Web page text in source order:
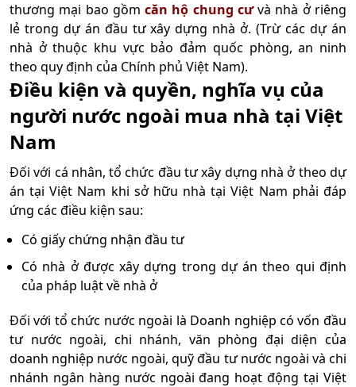
thương mại bao gồmcăn hộ chung cưvà nhà ở riêng
lẻ trong dự án đầu tư xây dựng nhà ở. (Trừ các dự án
nhà ở thuộc khu vực bảo đảm quốc phòng, an ninh
theo quy định của Chính phủ Việt Nam).
Điều kiện và quyền, nghĩa vụ của
người nước ngoài mua nhà tại Việt
Nam
Đối với cá nhân, tổ chức đầu tư xây dựng nhà ở theo dự
án tại Việt Nam khi sở hữu nhà tại Việt Nam phải đáp
ứng các điều kiện sau:
Có giấy chứng nhận đầu tư
Có nhà ở được xây dựng trong dự án theo qui định
của pháp luật về nhà ở
Đối với tổ chức nước ngoài là Doanh nghiệp có vốn đầu
tư nước ngoài, chi nhánh, văn phòng đại diện của
doanh nghiệp nước ngoài, quỹ đầu tư nước ngoài và chi
nhánh ngân hàng nước ngoài đang hoạt động tại Việt